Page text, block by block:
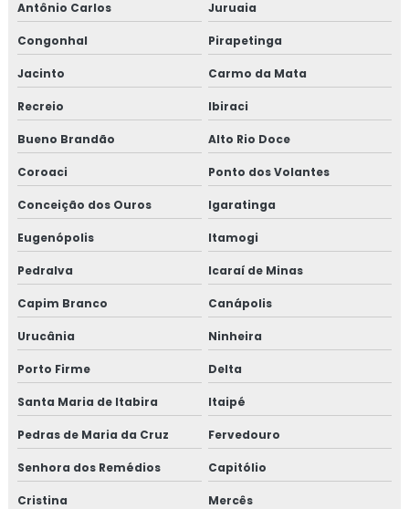
Antônio Carlos Juruaia
Congonhal Pirapetinga
Jacinto Carmo da Mata
Recreio Ibiraci
Bueno Brandão Alto Rio Doce
Coroaci Ponto dos Volantes
Conceição dos Ouros Igaratinga
Eugenópolis Itamogi
Pedralva Icaraí de Minas
Capim Branco Canápolis
Urucânia Ninheira
Porto Firme Delta
Santa Maria de Itabira Itaipé
Pedras de Maria da Cruz Fervedouro
Senhora dos Remédios Capitólio
Cristina Mercês